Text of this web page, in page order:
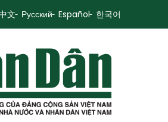
文 Русский Español 한국어